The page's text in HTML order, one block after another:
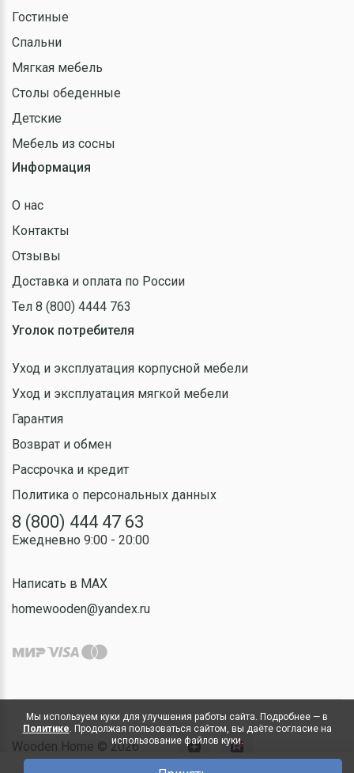
Гостиные
Спальни
Мягкая мебель
Столы обеденные
Детские
Мебель из сосны
Информация
О нас
Контакты
Отзывы
Доставка и оплата по России
Тел 8 (800) 4444 763
Уголок потребителя
Уход и эксплуатация корпусной мебели
Уход и эксплуатация мягкой мебели
Гарантия
Возврат и обмен
Рассрочка и кредит
Политика о персональных данных
8 (800) 444 47 63
Ежедневно 9:00 - 20:00
Написать в MAX
homewooden@yandex.ru
Wooden Home © 2026
Мы используем куки для улучшения работы сайта. Подробнее — в
Политике. Продолжая пользоваться сайтом, вы даёте согласие на
использование файлов куки.